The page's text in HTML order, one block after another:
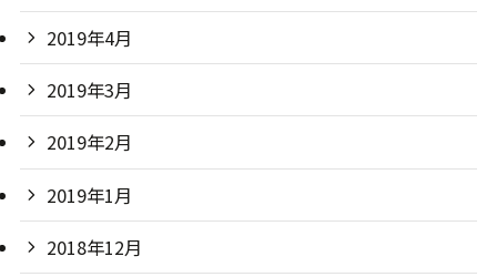
2019年4月
2019年3月
2019年2月
2019年1月
2018年12月